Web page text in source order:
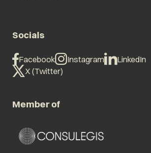
Socials
Facebook Instagram
LinkedIn
X (Twitter)
Member of